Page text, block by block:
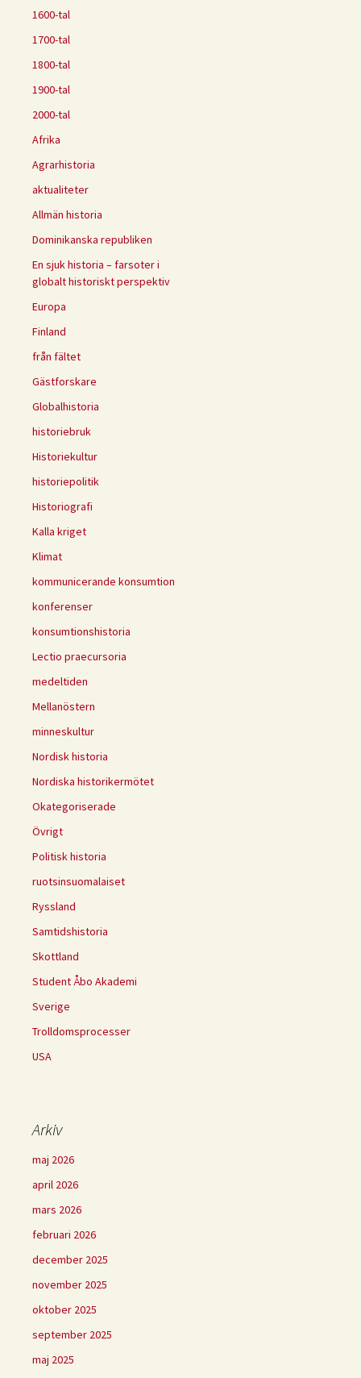
1600-tal
1700-tal
1800-tal
1900-tal
2000-tal
Afrika
Agrarhistoria
aktualiteter
Allmän historia
Dominikanska republiken
En sjuk historia – farsoter i
globalt historiskt perspektiv
Europa
Finland
från fältet
Gästforskare
Globalhistoria
historiebruk
Historiekultur
historiepolitik
Historiografi
Kalla kriget
Klimat
kommunicerande konsumtion
konferenser
konsumtionshistoria
Lectio praecursoria
medeltiden
Mellanöstern
minneskultur
Nordisk historia
Nordiska historikermötet
Okategoriserade
Övrigt
Politisk historia
ruotsinsuomalaiset
Ryssland
Samtidshistoria
Skottland
Student Åbo Akademi
Sverige
Trolldomsprocesser
USA
Arkiv
maj 2026
april 2026
mars 2026
februari 2026
december 2025
november 2025
oktober 2025
september 2025
maj 2025